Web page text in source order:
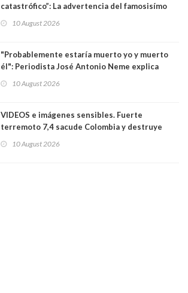
catastrófico”: La advertencia del famosisímo
pondría en riesgo a ranita del Pehuenche
10 August 2026
"Probablemente estaría muerto yo y muerto
él": Periodista José Antonio Neme explica
a motociclista
10 August 2026
VIDEOS e imágenes sensibles. Fuerte
terremoto 7,4 sacude Colombia y destruye
no se conoce el número de víctimas fatales
10 August 2026